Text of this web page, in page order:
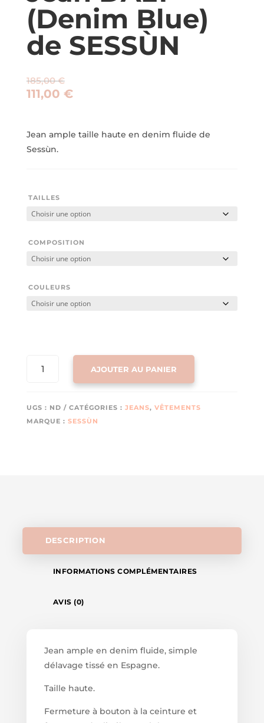
(Denim Blue)
de SESSÙN
185,00€
111,00 €
Jean ample taille haute en denim fluide de
Sessùn.
TAILLES
COMPOSITION
COULEURS
AJOUTER AU PANIER
UGS : ND CATÉGORIES : JEANS, VÊTEMENTS
MARQUE : SESSÙN
DESCRIPTION
INFORMATIONS COMPLÉMENTAIRES
AVIS (0)
Jean ample en denim fluide, simple
délavage tissé en Espagne.
Taille haute.
Fermeture à bouton à la ceinture et